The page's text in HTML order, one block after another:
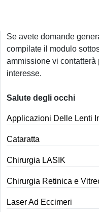
Se avete domande
compilate il modulo
ammissione vi
interesse.
Salute degli occhi
Applicazioni Delle Lenti
Cataratta
Chirurgia LASIK
Chirurgia Retinica e
Laser Ad Eccimeri